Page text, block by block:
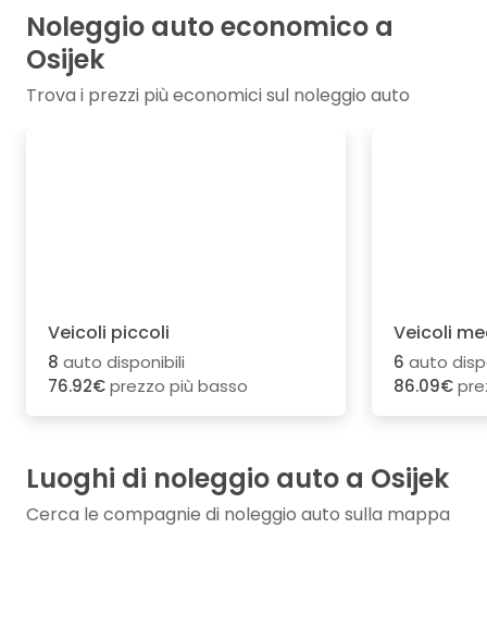
Noleggio auto economico a
Osijek
Trova i prezzi più economici sul noleggio auto
Veicoli piccoli
8 auto disponibili
76.92€prezzo più basso
Veicoli
6 auto
86.09€
Luoghi di noleggio auto a Osijek
Cerca le compagnie di noleggio auto sulla mappa